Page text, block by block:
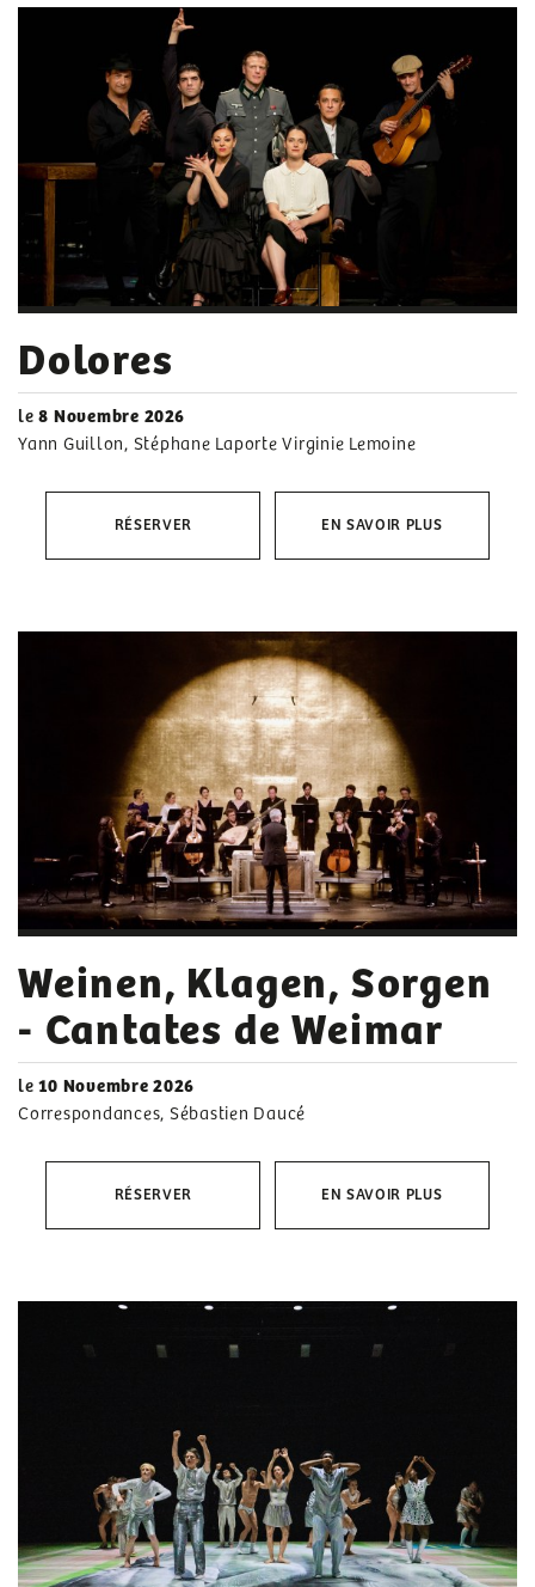
Dolores
le8 Novembre 2026
Yann Guillon, Stéphane Laporte Virginie Lemoine
RÉSERVER EN SAVOIR PLUS
Weinen, Klagen, Sorgen
- Cantates de Weimar
le10 Novembre 2026
Correspondances, Sébastien Daucé
RÉSERVER EN SAVOIR PLUS